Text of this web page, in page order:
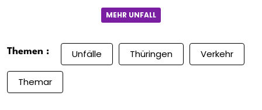
MEHR UNFALL
Themen : Unfälle Thüringen Verkehr
Themar